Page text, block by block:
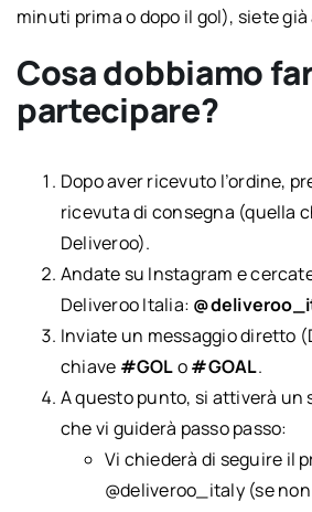
minuti prima o dopo il gol), siete già
Cosa dobbiamo
partecipare?
Dopo aver ricevuto l’ordine,
ricevuta di consegna (quella
Deliveroo).
Andate su Instagram e
Deliveroo Italia:
Inviate un messaggio diretto
chiave #GOLo#GOAL.
A questo punto, si attiverà un
che vi guiderà passo passo:
Vi chiederà di seguire il
@deliveroo_italy (se